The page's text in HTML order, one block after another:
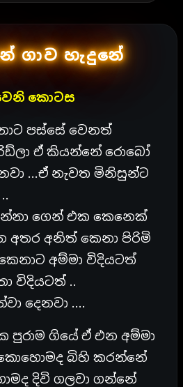
ගාව හැදුනේ
කොටස
පස්සේ වෙනත්
ඒ කියන්නේ රොබෝ
…ඒ නැවත මිනිසුන්ට
ගෙන් එක කෙනෙක්
අතර අනිත් කෙනා පිරිමි
අම්මා විදියටත්
විදියටත් ..
දෙනවා ….
ගියේ ඒ එන අම්මා
කොහොමද බිහි කරන්නේ
දිවි ගලවා ගන්නේ